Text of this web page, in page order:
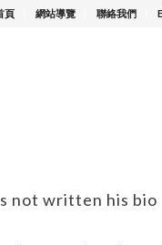
頁 網站導覽 聯絡我們
not written his bio